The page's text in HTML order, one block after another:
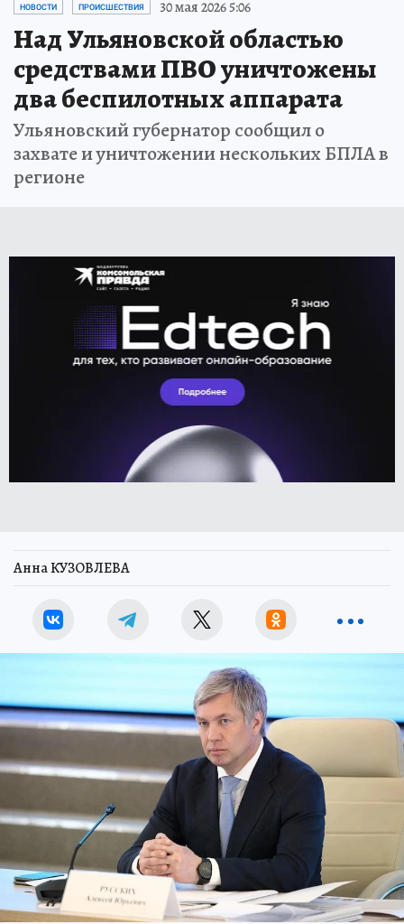
НОВОСТИ ПРОИСШЕСТВИЯ 30 мая 2026 5:06
Над Ульяновской областью
средствами ПВО уничтожены
два беспилотных аппарата
Ульяновский губернатор сообщил о
захвате и уничтожении нескольких БПЛА в
регионе
Анна КУЗОВЛЕВА